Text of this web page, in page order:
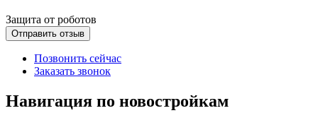
Защита от роботов
Отправить отзыв
Позвонить сейчас
Заказать звонок
Навигация по новостройкам